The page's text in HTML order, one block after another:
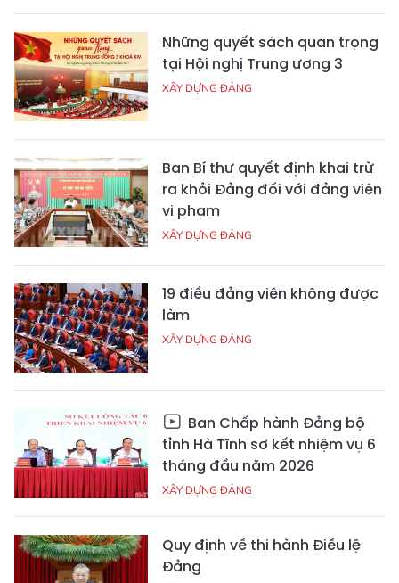
Những quyết sách quan trọng
tại Hội nghị Trung ương 3
XÂY DỰNG ĐẢNG
Ban Bí thư quyết định khai trừ
ra khỏi Đảng đối với đảng viên
vi phạm
XÂY DỰNG ĐẢNG
19 điều đảng viên không được
làm
XÂY DỰNG ĐẢNG
Ban Chấp hành Đảng bộ
tỉnh Hà Tĩnh sơ kết nhiệm vụ 6
tháng đầu năm 2026
XÂY DỰNG ĐẢNG
Quy định về thi hành Điều lệ
Đảng